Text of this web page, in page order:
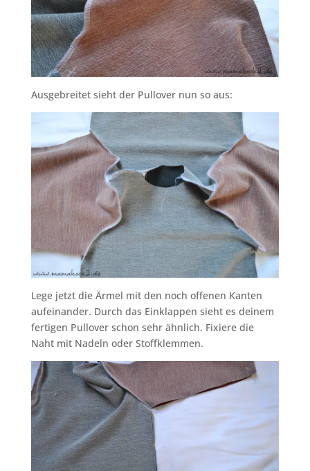
Ausgebreitet sieht der Pullover nun so aus:
Lege jetzt die Ärmel mit den noch offenen Kanten
aufeinander. Durch das Einklappen sieht es deinem
fertigen Pullover schon sehr ähnlich. Fixiere die
Naht mit Nadeln oder Stoffklemmen.